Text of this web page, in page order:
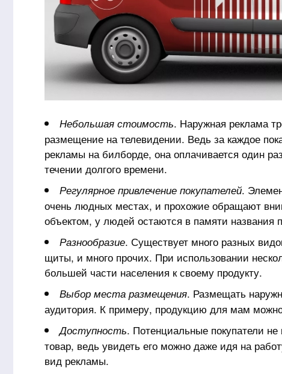
Небольшая стоимость. Наружная реклама
размещение на телевидении. Ведь за каждое
рекламы на билборде, она оплачивается один
течении долгого времени.
Регулярное привлечение покупателей.
очень людных местах, и прохожие обращают
объектом, у людей остаются в памяти названия
Разнообразие. Существует много разных
щиты, и много прочих. При использовании
большей части населения к своему продукту.
Выбор места размещения. Размещать
аудитория. К примеру, продукцию для мам
Доступность. Потенциальные покупатели
товар, ведь увидеть его можно даже идя на
вид рекламы.